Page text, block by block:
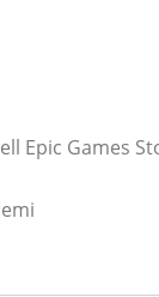
Epic Games